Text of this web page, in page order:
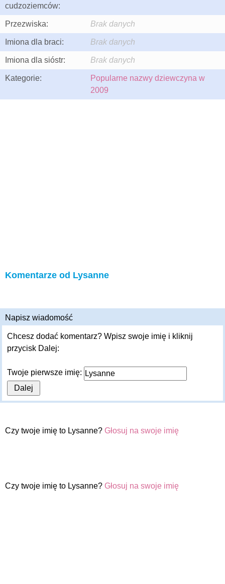
cudzoziemców:
Przezwiska: Brak danych
Imiona dla braci: Brak danych
Imiona dla sióstr: Brak danych
Kategorie:
Popularne nazwy dziewczyna w
2009
Komentarze od Lysanne
Napisz wiadomość
Chcesz dodać komentarz? Wpisz swoje imię i kliknij
przycisk Dalej:
Twoje pierwsze imię:
Czy twoje imię to Lysanne? Głosuj na swoje imię
Czy twoje imię to Lysanne? Głosuj na swoje imię